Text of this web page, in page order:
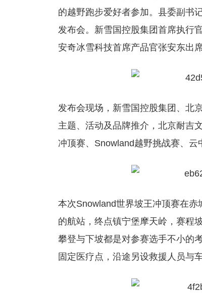
的越野跑步爱好者参加。县委副书
发布会。新雪国控股集团首席执行
安奇冰雪科技首席产品官张安东出席
发布会现场，新雪国控股集团、北
主题、活动及品牌推介，北京耐吉
冲顶赛、Snowland越野挑战赛、云
本次Snowland世界坡王冲顶赛在
的航站，终点镇宁堡摩天岭，赛程
攀登与下坡都是对参赛选手不小的
固定医疗点，沿途另设救援人员与